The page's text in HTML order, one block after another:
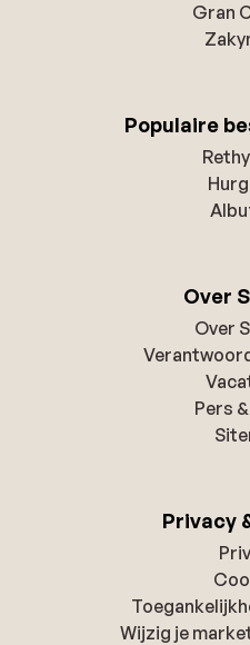
Gran
Populaire
Over
Over
Pers
Privacy
Wijzig je